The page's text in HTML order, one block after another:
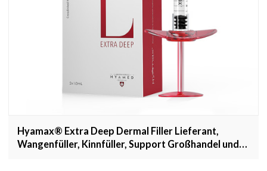
Hyamax® Extra Deep Dermal Filler Lieferant,
Wangenfüller, Kinnfüller, Support Großhandel und